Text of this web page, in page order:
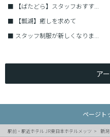
■
【ばたどら】スタッフおすす...
■
【瓢湖】癒しを求めて
■ スタッフ制服が新しくなりま...
ア
ページト
駅前・駅近ホテル JR東日本ホテルメッツ 新潟